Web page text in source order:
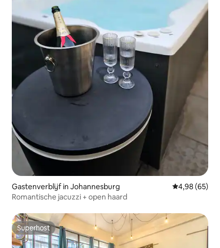
Gastenverblijf in Johannesburg Gemiddelde
4,98 (65)
Romantische jacuzzi + open haard
Superhost
Superhost